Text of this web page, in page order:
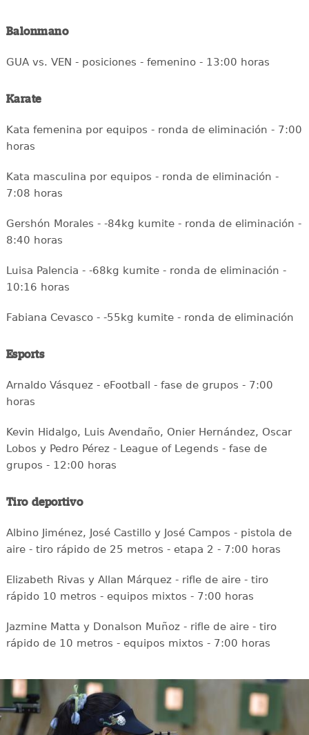
Balonmano
GUA vs. VEN - posiciones - femenino - 13:00 horas
Karate
Kata femenina por equipos - ronda de eliminación - 7:00
horas
Kata masculina por equipos - ronda de eliminación -
7:08 horas
Gershón Morales - -84kg kumite - ronda de eliminación -
8:40 horas
Luisa Palencia - -68kg kumite - ronda de eliminación -
10:16 horas
Fabiana Cevasco - -55kg kumite - ronda de eliminación
Esports
Arnaldo Vásquez - eFootball - fase de grupos - 7:00
horas
Kevin Hidalgo, Luis Avendaño, Onier Hernández, Oscar
Lobos y Pedro Pérez - League of Legends - fase de
grupos - 12:00 horas
Tiro deportivo
Albino Jiménez, José Castillo y José Campos - pistola de
aire - tiro rápido de 25 metros - etapa 2 - 7:00 horas
Elizabeth Rivas y Allan Márquez - rifle de aire - tiro
rápido 10 metros - equipos mixtos - 7:00 horas
Jazmine Matta y Donalson Muñoz - rifle de aire - tiro
rápido de 10 metros - equipos mixtos - 7:00 horas